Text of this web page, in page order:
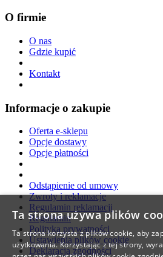
O firmie
O nas
Gdzie kupić
Kontakt
Informacje o zakupie
Oferta e-sklepu
Opcje dostawy
Opcje płatności
Odstąpienie od umowy
Zwroty i reklamacje
Regulamin reklamacji
Regulamin
Polityka prywatności
Ustawienia plików cookie
Deklaracja zgodności
Ta strona używa plików
Ta strona korzysta z plików cookie, aby
użytkowania. Korzystając z tej strony,